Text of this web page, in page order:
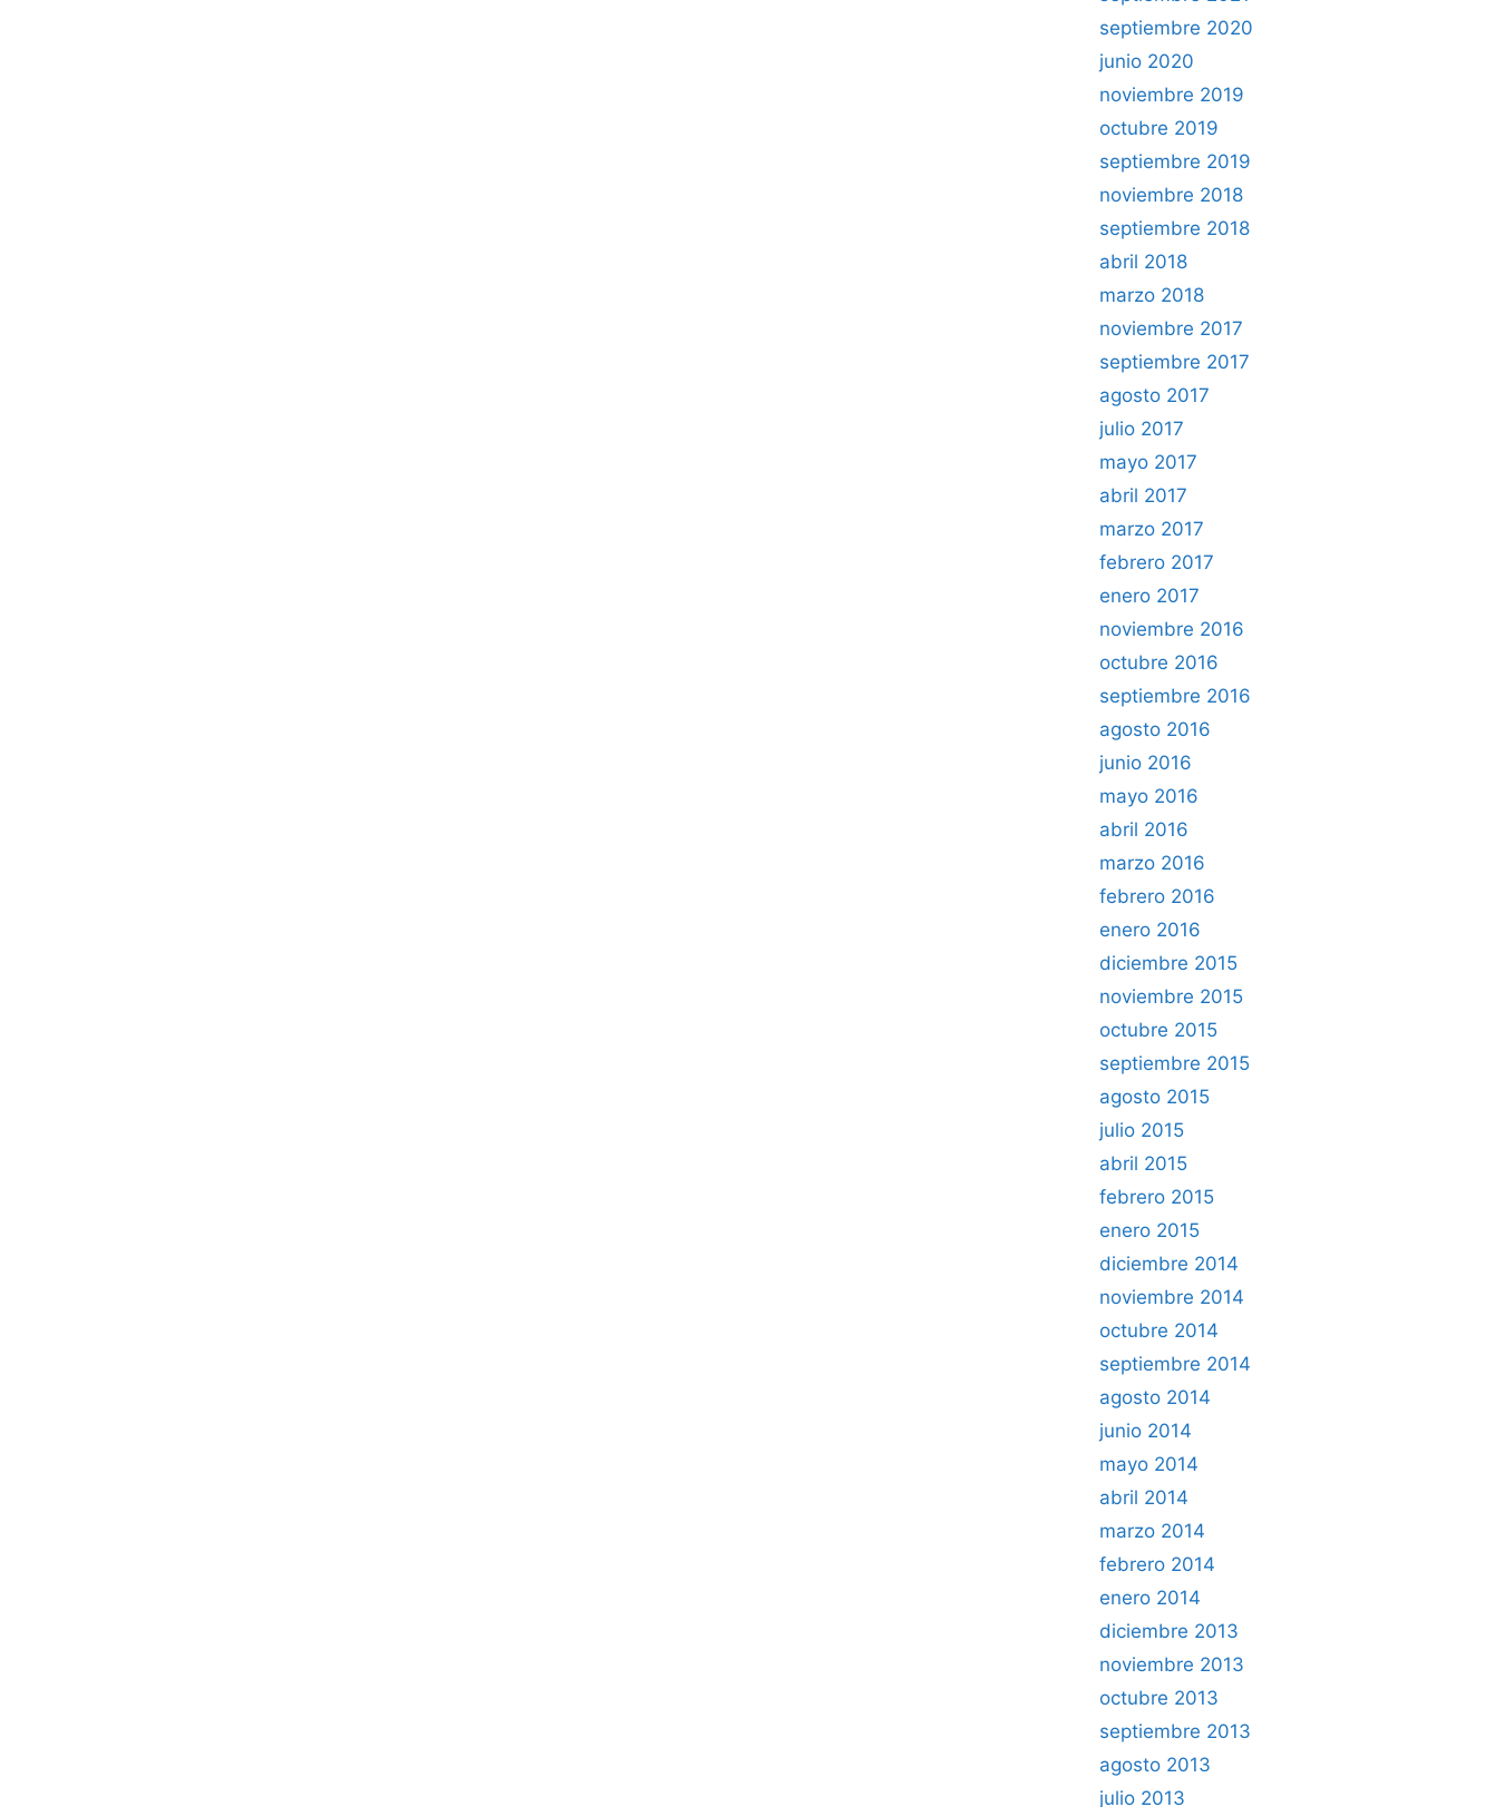
septiembre 2020
junio 2020
noviembre 2019
octubre 2019
septiembre 2019
noviembre 2018
septiembre 2018
abril 2018
marzo 2018
noviembre 2017
septiembre 2017
agosto 2017
julio 2017
mayo 2017
abril 2017
marzo 2017
febrero 2017
enero 2017
noviembre 2016
octubre 2016
septiembre 2016
agosto 2016
junio 2016
mayo 2016
abril 2016
marzo 2016
febrero 2016
enero 2016
diciembre 2015
noviembre 2015
octubre 2015
septiembre 2015
agosto 2015
julio 2015
abril 2015
febrero 2015
enero 2015
diciembre 2014
noviembre 2014
octubre 2014
septiembre 2014
agosto 2014
junio 2014
mayo 2014
abril 2014
marzo 2014
febrero 2014
enero 2014
diciembre 2013
noviembre 2013
octubre 2013
septiembre 2013
agosto 2013
julio 2013